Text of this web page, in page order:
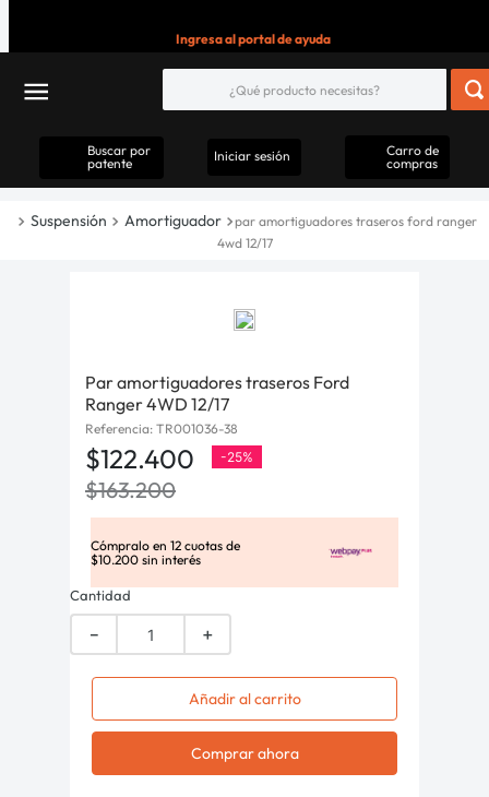
Ingresa al portal de ayuda
Buscar por
patente
Iniciar sesión
Carro de
compras
Suspensión Amortiguador
par amortiguadores traseros ford ranger
4wd 12/17
Par amortiguadores traseros Ford
Ranger 4WD 12/17
Referencia: TR001036-38
$122.400 -25%
$163.200
Cómpralo en 12 cuotas de
$10.200 sin interés
Cantidad
＋
－
Añadir al carrito
Comprar ahora